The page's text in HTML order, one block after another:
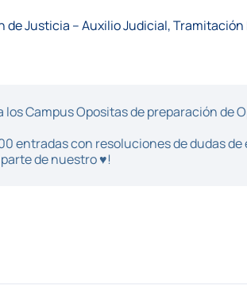
Justicia – Auxilio Judicial, Tramitación
Campus Opositas de preparación
entradas con resoluciones de dudas
de nuestro ♥!